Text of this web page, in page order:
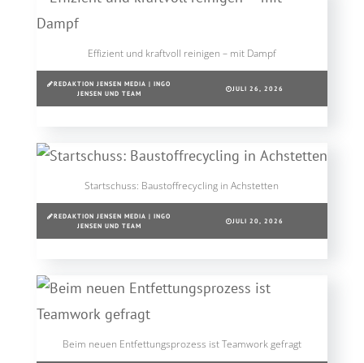
Effizient und kraftvoll reinigen – mit Dampf
REDAKTION JENSEN MEDIA | INGO
JENSEN UND TEAM
JULI 26, 2026
Startschuss: Baustoffrecycling in Achstetten
REDAKTION JENSEN MEDIA | INGO
JENSEN UND TEAM
JULI 20, 2026
Beim neuen Entfettungsprozess ist Teamwork gefragt